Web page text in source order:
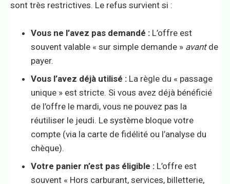
sont très restrictives. Le refus survient si :
Vous ne l’avez pas demandé : L’offre est
souvent valable « sur simple demande » avantde
payer.
Vous l’avez déjà utilisé : La règle du « passage
unique » est stricte. Si vous avez déjà bénéficié
de l’offre le mardi, vous ne pouvez pas la
réutiliser le jeudi. Le système bloque votre
compte (via la carte de fidélité ou l’analyse du
chèque).
Votre panier n’est pas éligible : L’offre est
souvent « Hors carburant, services, billetterie,